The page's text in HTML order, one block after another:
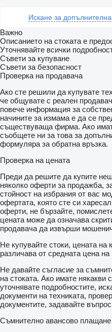
Искане за
Важно
Описанието на стоката е
Уточнявайте всички
Съвети за купуване
Съвети за безопасност
Проверка на продавача
Ако сте решили да купувате
че общувате с реален
повече информация за
начините за измама е да се
съществуваща фирма. Ако
съобщете ни за това за
формуляра за обратна връзка.
Проверка на цената
Преди да решите да купите
няколко оферти за продажба,
стойност на избрания от вас
офертата, която сте си
оферти, не бързайте,
цената може да означава
продавача да извърши
Не купувайте стоки, цената на
различава от средната цена
Не давайте съгласие за
на стоката. Ако имате някакви
уточнявате подробностите,
документи на техниката,
документите, задавайте
Съмнително авансово плащане